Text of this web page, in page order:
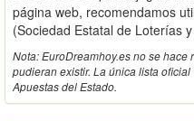
página web, recomendamos
(Sociedad Estatal de Loterías
Nota: EuroDreamhoy.es no se
pudieran existir. La única lista
Apuestas del Estado.